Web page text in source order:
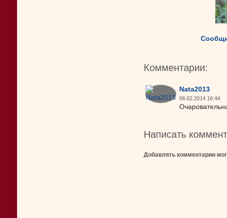
Комментарии:
Nata2013
06.02.2014 16:44
Написать
Добавлять комментарии